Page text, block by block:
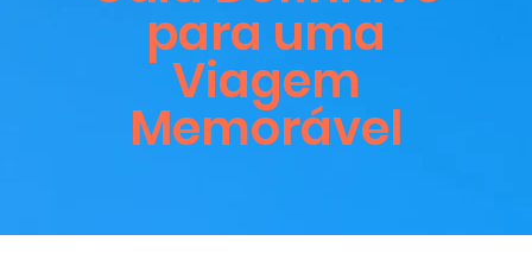
para uma
Viagem
Memorável